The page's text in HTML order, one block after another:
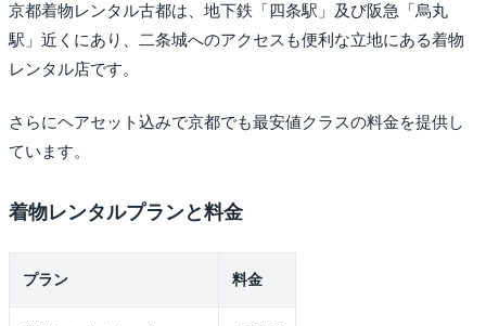
京都着物レンタル古都は、地下鉄「四条駅」及び阪急「烏丸
駅」近くにあり、二条城へのアクセスも便利な立地にある着物
レンタル店です。
さらにヘアセット込みで京都でも最安値クラスの料金を提供し
ています。
着物レンタルプランと料金
プラン 料金